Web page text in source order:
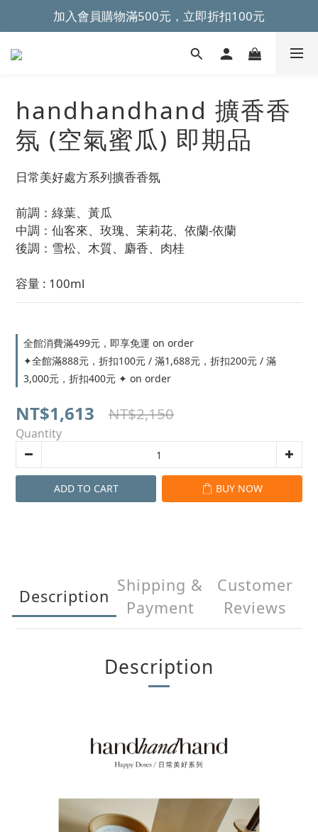
~全館滿499元免運~
加入會員購物滿500元，立即折扣100元
~全館滿499元免運~
handhandhand 擴香香
氛 (空氣蜜瓜) 即期品
日常美好處方系列擴香香氛
前調：綠葉、黃瓜
中調：仙客來、玫瑰、茉莉花、依蘭-依蘭
後調：雪松、木質、麝香、肉桂
容量 : 100ml
全館消費滿499元，即享免運 on order
✦全館滿888元，折扣100元 / 滿1,688元，折扣200元 / 滿
3,000元，折扣400元 ✦ on order
NT$1,613 NT$2,150
Quantity
ADD TO CART BUY NOW
Description
Shipping &
Payment
Customer
Reviews
Description